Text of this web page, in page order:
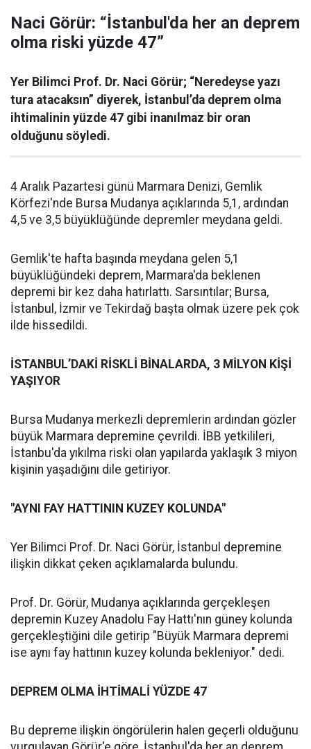
Naci Görür: “İstanbul'da her an deprem
olma riski yüzde 47”
Yer Bilimci Prof. Dr. Naci Görür; “Neredeyse yazı
tura atacaksın” diyerek, İstanbul’da deprem olma
ihtimalinin yüzde 47 gibi inanılmaz bir oran
olduğunu söyledi.
4 Aralık Pazartesi günü Marmara Denizi, Gemlik
Körfezi'nde Bursa Mudanya açıklarında 5,1, ardından
4,5 ve 3,5 büyüklüğünde depremler meydana geldi.
Gemlik'te hafta başında meydana gelen 5,1
büyüklüğündeki deprem, Marmara'da beklenen
depremi bir kez daha hatırlattı. Sarsıntılar; Bursa,
İstanbul, İzmir ve Tekirdağ başta olmak üzere pek çok
ilde hissedildi.
İSTANBUL’DAKİ RİSKLİ BİNALARDA, 3 MİLYON KİŞİ
YAŞIYOR
Bursa Mudanya merkezli depremlerin ardından gözler
büyük Marmara depremine çevrildi. İBB yetkilileri,
İstanbu'da yıkılma riski olan yapılarda yaklaşık 3 miyon
kişinin yaşadığını dile getiriyor.
"AYNI FAY HATTININ KUZEY KOLUNDA"
Yer Bilimci Prof. Dr. Naci Görür, İstanbul depremine
ilişkin dikkat çeken açıklamalarda bulundu.
Prof. Dr. Görür, Mudanya açıklarında gerçekleşen
depremin Kuzey Anadolu Fay Hattı'nın güney kolunda
gerçekleştiğini dile getirip "Büyük Marmara depremi
ise aynı fay hattının kuzey kolunda bekleniyor." dedi.
DEPREM OLMA İHTİMALİ YÜZDE 47
Bu depreme ilişkin öngörülerin halen geçerli olduğunu